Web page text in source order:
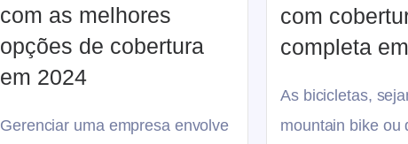
com
completa
As bicicletas,
mountain bike ou
com as melhores
opções de cobertura
em 2024
Gerenciar uma empresa envolve